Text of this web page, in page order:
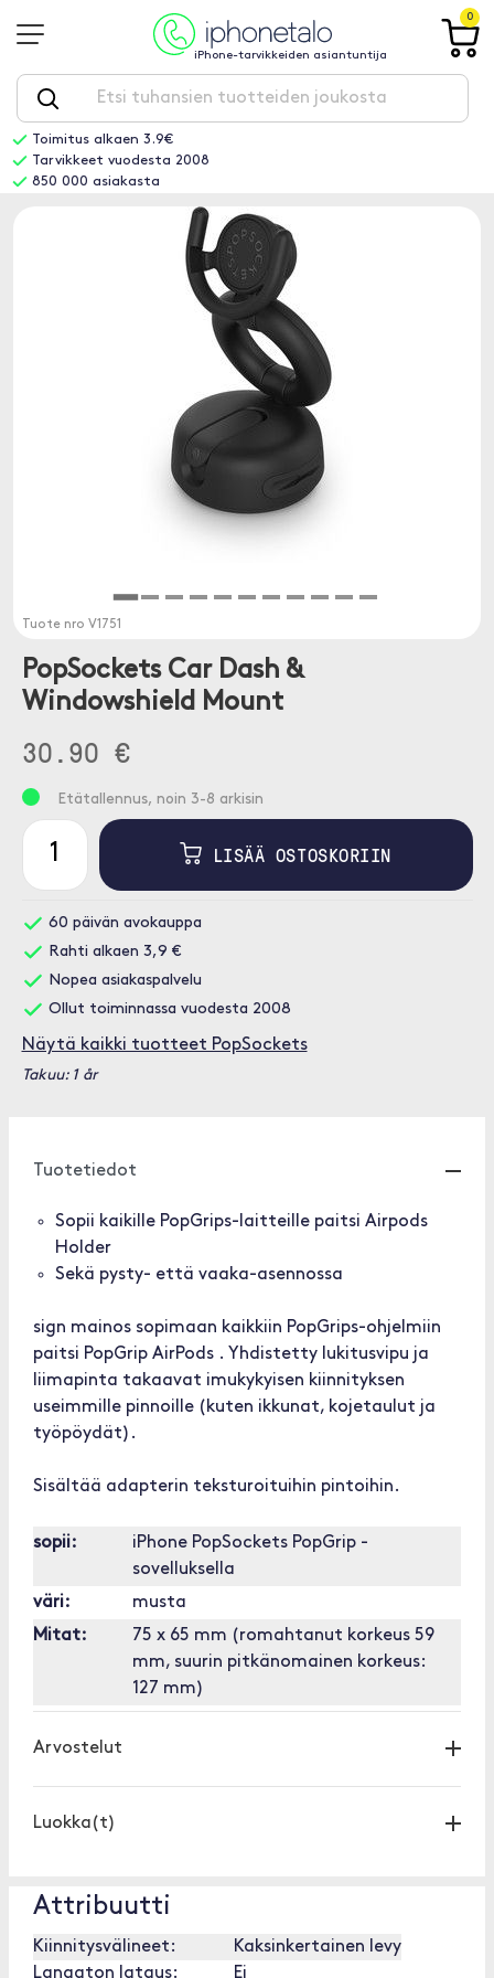
iPhone-tarvikkeiden asiantuntija
0
Toimitus alkaen 3.9€
Tarvikkeet vuodesta 2008
850 000 asiakasta
Tuote nro V1751
PopSockets Car Dash &
Windowshield Mount
30.90 €
Etätallennus, noin 3-8 arkisin
LISÄÄ OSTOSKORIIN
60 päivän avokauppa
Rahti alkaen 3,9 €
Nopea asiakaspalvelu
Ollut toiminnassa vuodesta 2008
Näytä kaikki tuotteet PopSockets
Takuu: 1 år
Tuotetiedot
Sopii kaikille PopGrips-laitteille paitsi Airpods
Holder
Sekä pysty- että vaaka-asennossa
sign mainos sopimaan kaikkiin PopGrips-ohjelmiin
paitsi PopGrip AirPods . Yhdistetty lukitusvipu ja
liimapinta takaavat imukykyisen kiinnityksen
useimmille pinnoille (kuten ikkunat, kojetaulut ja
työpöydät).
Sisältää adapterin teksturoituihin pintoihin.
sopii:
iPhone PopSockets PopGrip -
sovelluksella
väri:
musta
Mitat:
75 x 65 mm (romahtanut korkeus 59
mm, suurin pitkänomainen korkeus:
127 mm)
Arvostelut
Luokka(t)
Attribuutti
Kiinnitysvälineet:
Kaksinkertainen levy
Langaton lataus:
Ei